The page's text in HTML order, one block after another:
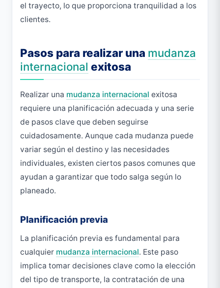
el trayecto, lo que proporciona tranquilidad a los
clientes.
Pasos para realizar una mudanza
internacional exitosa
Realizar una mudanza internacional exitosa
requiere una planificación adecuada y una serie
de pasos clave que deben seguirse
cuidadosamente. Aunque cada mudanza puede
variar según el destino y las necesidades
individuales, existen ciertos pasos comunes que
ayudan a garantizar que todo salga según lo
planeado.
Planificación previa
La planificación previa es fundamental para
cualquier mudanza internacional. Este paso
implica tomar decisiones clave como la elección
del tipo de transporte, la contratación de una